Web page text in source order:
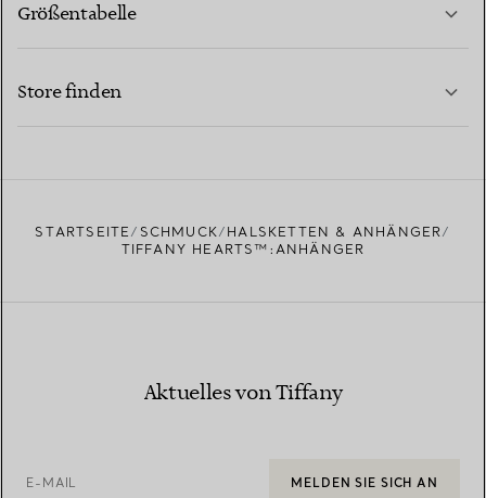
Größentabelle
Store finden
STARTSEITE SCHMUCK
HALSKETTEN & ANHÄNGER
TIFFANY HEARTS™:ANHÄNGER
Aktuelles von Tiffany
E-MAIL MELDEN SIE SICH AN